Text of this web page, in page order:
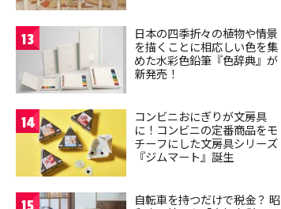
13
日本の四季折々の植物や情景
を描くことに相応しい色を集
めた水彩色鉛筆『色辞典』が
新発売！
14
コンビニおにぎりが文房具
に！コンビニの定番商品をモ
チーフにした文房具シリーズ
『ジムマート』誕生
自転車を持つだけで税金？ 昭